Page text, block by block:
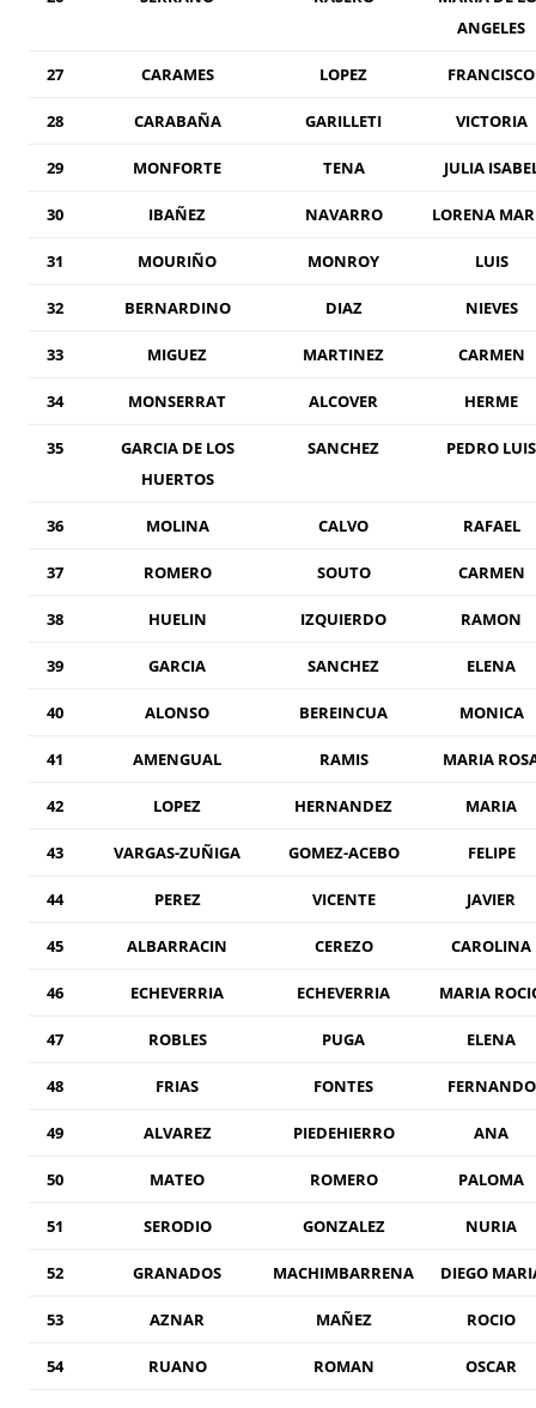
ANGELES
27 CARAMES LOPEZ FRANCISCO
28 CARABAÑA GARILLETI VICTORIA
29 MONFORTE TENA JULIA
30 IBAÑEZ NAVARRO LORENA
31 MOURIÑO MONROY LUIS
32 BERNARDINO DIAZ NIEVES
33 MIGUEZ MARTINEZ CARMEN
34 MONSERRAT ALCOVER HERME
35
GARCIA DE LOS
HUERTOS
SANCHEZ PEDRO LUIS
36 MOLINA CALVO RAFAEL
37 ROMERO SOUTO CARMEN
38 HUELIN IZQUIERDO RAMON
39 GARCIA SANCHEZ ELENA
40 ALONSO BEREINCUA MONICA
41 AMENGUAL RAMIS MARIA
42 LOPEZ HERNANDEZ MARIA
43 VARGAS-ZUÑIGA GOMEZ-ACEBO FELIPE
44 PEREZ VICENTE JAVIER
45 ALBARRACIN CEREZO CAROLINA
46 ECHEVERRIA ECHEVERRIA MARIA
47 ROBLES PUGA ELENA
48 FRIAS FONTES FERNANDO
49 ALVAREZ PIEDEHIERRO ANA
50 MATEO ROMERO PALOMA
51 SERODIO GONZALEZ NURIA
52 GRANADOS MACHIMBARRENA DIEGO
53 AZNAR MAÑEZ ROCIO
54 RUANO ROMAN OSCAR